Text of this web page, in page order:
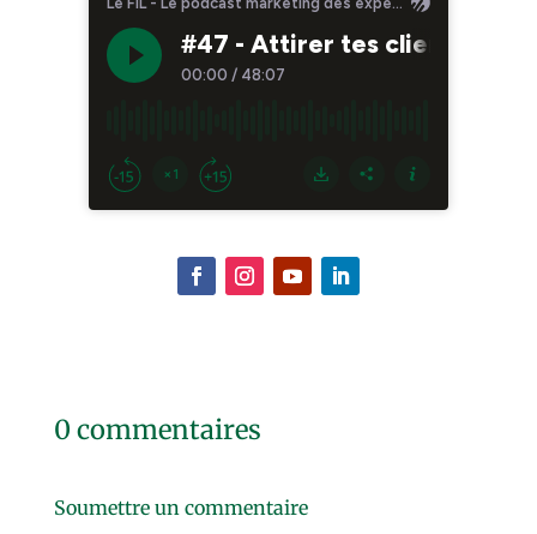
0 commentaires
Soumettre un commentaire